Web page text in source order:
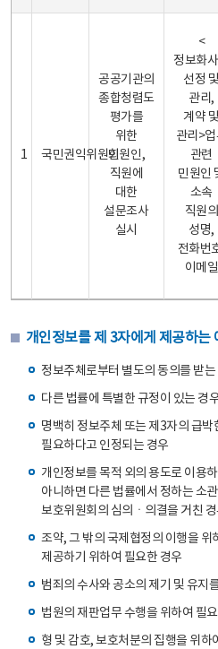
1 국민권익위원회
공공기관의
종합청렴도
평가를
위한
민원인,
직원에
대한
설문조사
실시
<
정보화
선정 및
관리,
계약 및
관리>
관련
민원인
소속
직원의
성명,
전화번
이메일
개인정보를 제 3자에게 제공하는
정보주체로부터 별도의 동의를 받는
다른 법률에 특별한 규정이 있는 경
명백히 정보주체 또는 제3자의 급
필요하다고 인정되는 경우
개인정보를 목적 외의 용도로 이용
아니하면 다른 법률에서 정하는 소
보호위원회의 심의ㆍ의결을 거친
조약, 그 밖의 국제협정의 이행을 위
제공하기 위하여 필요한 경우
범죄의 수사와 공소의 제기 및 유지
법원의 재판업무 수행을 위하여 필
형 및 감호, 보호처분의 집행을 위하